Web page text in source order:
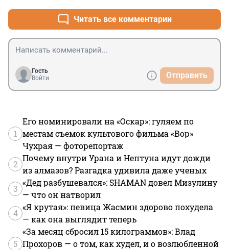
Читать все комментарии
Гость
Войти
Отправить
1
Его номинировали на «Оскар»: гуляем по
местам съемок культового фильма «Вор»
Чухрая — фоторепортаж
2
Почему внутри Урана и Нептуна идут дожди
из алмазов? Разгадка удивила даже ученых
3
«Дед разбушевался»: SHAMAN довел Мизулину
— что он натворил
4
«Я крутая»: певица Жасмин здорово похудела
— как она выглядит теперь
5
«За месяц сбросил 15 килограммов»: Влад
Прохоров — о том, как худел, и о возлюбленной